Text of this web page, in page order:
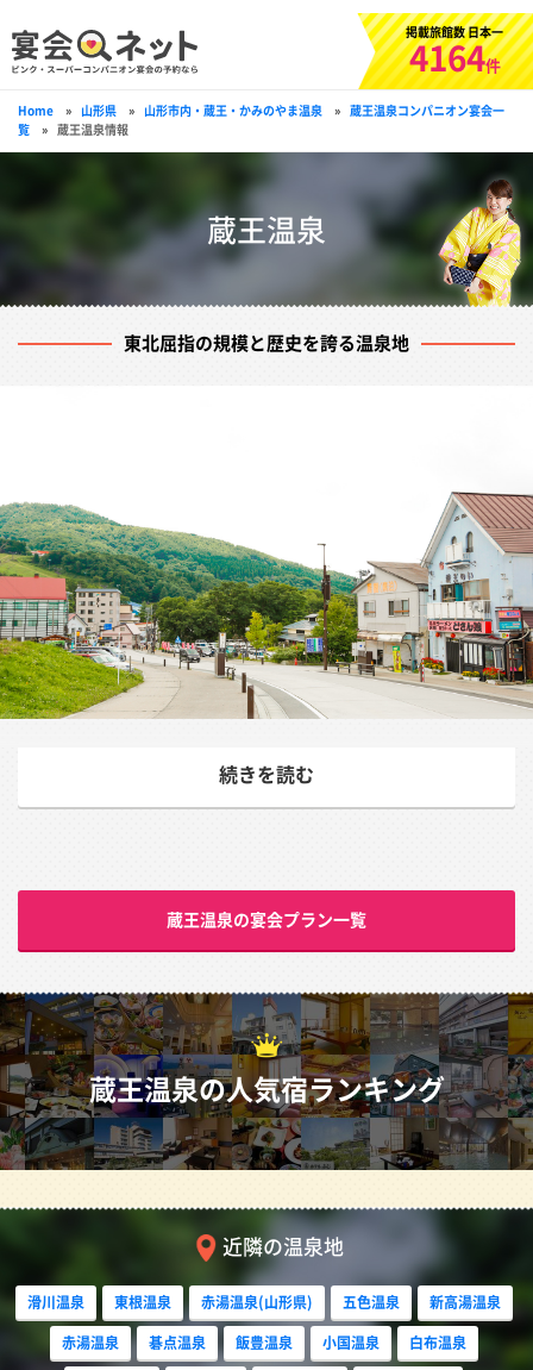
掲載旅館数 日本一
4164件
Home » 山形県 » 山形市内・蔵王・かみのやま温泉 » 蔵王温泉コンパニオン宴会一
覧
» 蔵王温泉情報
蔵王温泉
東北屈指の規模と歴史を誇る温泉地
“東北の草津”と呼ばれる「蔵王温泉」
湯”に数えられる名湯。開湯は1900年前、日本武尊に従軍
した吉備多賀由により発見されたと言われています。
施設があり、宿泊客でなくとも気軽に利用できます。春か
ら秋にかけては酢川沿いに名物「大露天風呂」が作られ、
大自然の中で川のせせらぎに耳を傾けながら入る温泉は格
別。国内有数の規模を誇る山形蔵王温泉スキー場を併設し
ているため、冬季はスキー客などで賑わい、夏季は避暑地
としても人気で、東北の草津とも呼ばれています。
開放的な湯浴みでリラックスした後には、心も解き放たれ
るコンパニオン宴会をお愉しみいただくのはいかがでしょ
うか。本場の草津に負けない新潟娘達が皆様のお相手をさ
せていただきます。色白の東北美人との秘密の一夜を満喫
ください。
続きを読む
蔵王温泉の宴会プラン一覧
蔵王温泉の人気宿ランキング
近隣の温泉地
滑川温泉 東根温泉 赤湯温泉(山形県) 五色温泉
新高湯温泉
赤湯温泉
碁点温泉 飯豊温泉 小国温泉
白布温泉